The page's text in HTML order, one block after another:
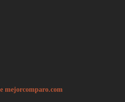
mejorcomparo.com